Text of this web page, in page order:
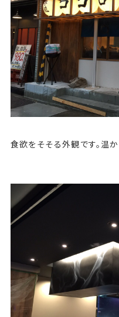
食欲をそそる外観です。温